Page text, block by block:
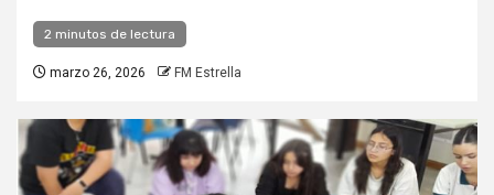
2 minutos de lectura
marzo 26, 2026 FM Estrella